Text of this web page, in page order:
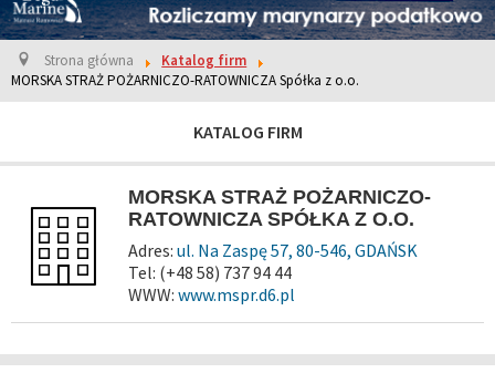
Strona główna
Katalog firm
MORSKA STRAŻ POŻARNICZO-RATOWNICZA Spółka z o.o.
KATALOG FIRM
MORSKA STRAŻ POŻARNICZO-
RATOWNICZA SPÓŁKA Z O.O.
Adres: ul. Na Zaspę 57, 80-546, GDAŃSK
Tel: (+48 58) 737 94 44
WWW: www.mspr.d6.pl